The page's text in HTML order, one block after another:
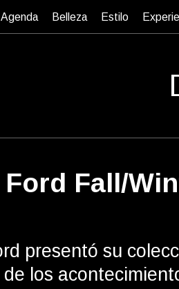
Agenda Belleza Estilo
Ford Fall/
presentó su
de los